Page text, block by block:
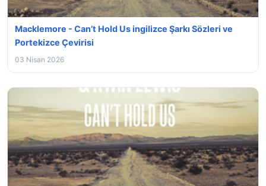
Macklemore - Can’t Hold Us ingilizce Şarkı Sözleri ve
Portekizce Çevirisi
03 Nisan 2026